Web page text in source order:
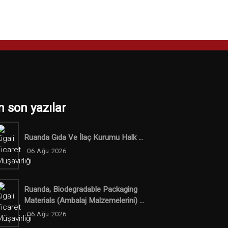
son yazılar
Ruanda Gıda Ve İlaç Kurumu Halk ...
06 Ağu 2026
Ruanda, Biodegradable Packaging
Materials (ambalaj Malzemelerini) ...
06 Ağu 2026